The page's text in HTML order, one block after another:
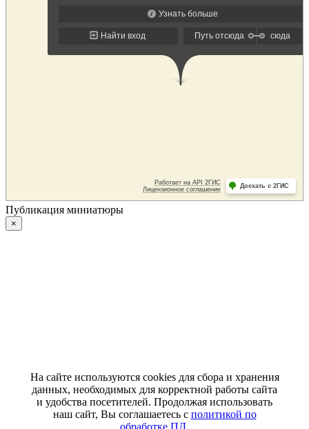
Публикация миниатюры
×
На сайте используются cookies для сбора и хранения
данных, необходимых для корректной работы сайта
и удобства посетителей. Продолжая использовать
наш сайт, Вы соглашаетесь с политикой по
обработке ПД